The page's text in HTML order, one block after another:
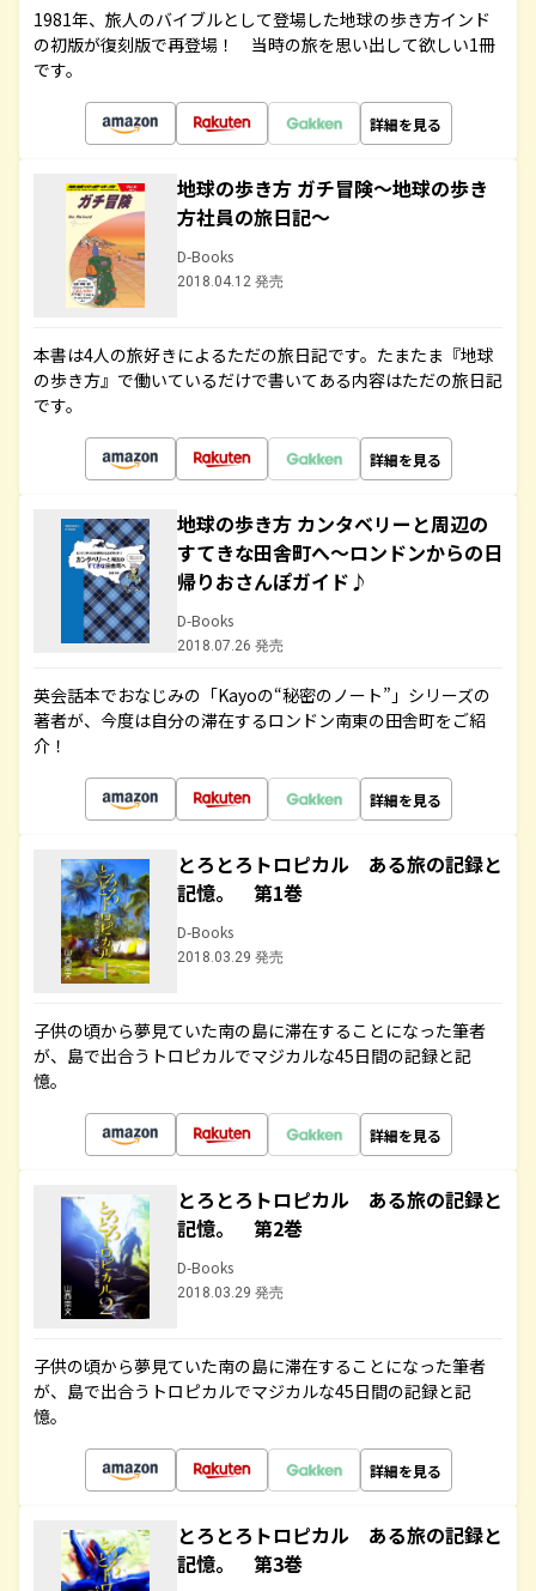
1981年、旅人のバイブルとして登場した地球の歩き方インド
の初版が復刻版で再登場！ 当時の旅を思い出して欲しい1冊
です。
詳細を見る
地球の歩き方 ガチ冒険～地球の歩き
方社員の旅日記～
D-Books
2018.04.12 発売
本書は4人の旅好きによるただの旅日記です。たまたま『地球
の歩き方』で働いているだけで書いてある内容はただの旅日記
です。
詳細を見る
地球の歩き方 カンタベリーと周辺の
すてきな田舎町へ～ロンドンからの日
帰りおさんぽガイド♪
D-Books
2018.07.26 発売
英会話本でおなじみの「Kayoの“秘密のノート”」シリーズの
著者が、今度は自分の滞在するロンドン南東の田舎町をご紹
介！
詳細を見る
とろとろトロピカル ある旅の記録と
記憶。 第1巻
D-Books
2018.03.29 発売
子供の頃から夢見ていた南の島に滞在することになった筆者
が、島で出合うトロピカルでマジカルな45日間の記録と記
憶。
詳細を見る
とろとろトロピカル ある旅の記録と
記憶。 第2巻
D-Books
2018.03.29 発売
子供の頃から夢見ていた南の島に滞在することになった筆者
が、島で出合うトロピカルでマジカルな45日間の記録と記
憶。
詳細を見る
とろとろトロピカル ある旅の記録と
記憶。 第3巻